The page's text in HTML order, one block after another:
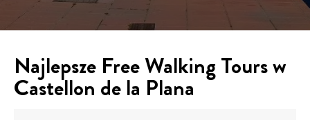
Najlepsze Free Walking Tours w
Castellon de la Plana